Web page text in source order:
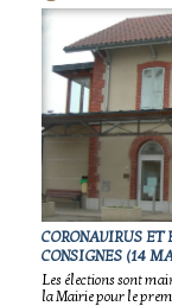
CORONAVIRUS
CONSIGNES (14
Les élections sont
la Mairie pour le